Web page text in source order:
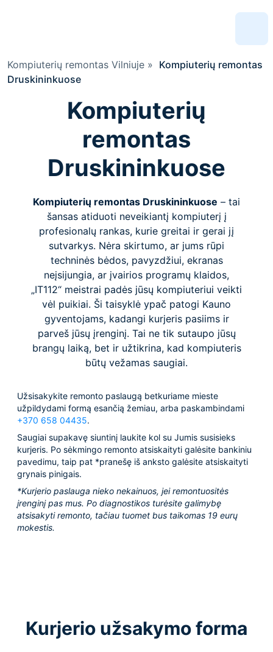
Kompiuterių remontas Vilniuje » Kompiuterių remontas
Druskininkuose
Kompiuterių
remontas
Druskininkuose
Kompiuterių remontas Druskininkuose – tai
šansas atiduoti neveikiantį kompiuterį į
profesionalų rankas, kurie greitai ir gerai jį
sutvarkys. Nėra skirtumo, ar jums rūpi
techninės bėdos, pavyzdžiui, ekranas
neįsijungia, ar įvairios programų klaidos,
„IT112“ meistrai padės jūsų kompiuteriui veikti
vėl puikiai. Ši taisyklė ypač patogi Kauno
gyventojams, kadangi kurjeris pasiims ir
parveš jūsų įrenginį. Tai ne tik sutaupo jūsų
brangų laiką, bet ir užtikrina, kad kompiuteris
būtų vežamas saugiai.
Užsisakykite remonto paslaugą betkuriame mieste
užpildydami formą esančią žemiau, arba paskambindami
+370 658 04435.
Saugiai supakavę siuntinį laukite kol su Jumis susisieks
kurjeris. Po sėkmingo remonto atsiskaityti galėsite bankiniu
pavedimu, taip pat *pranešę iš anksto galėsite atsiskaityti
grynais pinigais.
*Kurjerio paslauga nieko nekainuos, jei remontuositės
įrenginį pas mus. Po diagnostikos turėsite galimybę
atsisakyti remonto, tačiau tuomet bus taikomas 19 eurų
mokestis.
Kurjerio užsakymo forma